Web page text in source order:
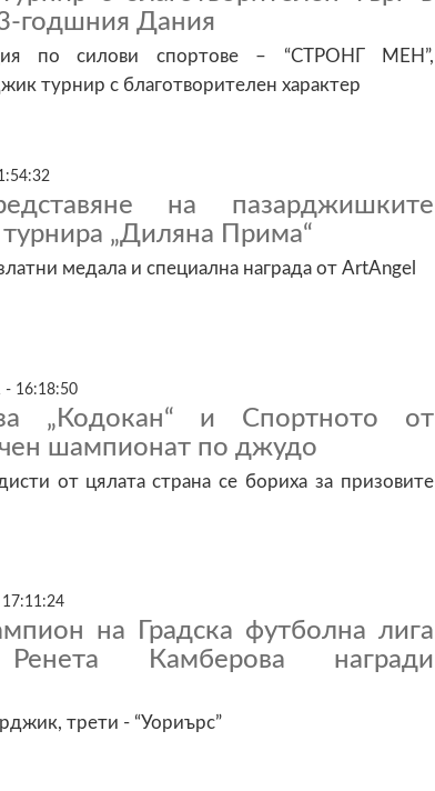
годшния Дания
по силови спортове – “СТРОНГ МЕН”,
турнир с благотворителен характер
на пазарджишките
„Диляна Прима“
медала и специална награда от ArtAngel
- 16:18:50
„Кодокан“ и Спортното от
шампионат по джудо
от цялата страна се бориха за призовите
на Градска футболна лига
Камберова награди
трети - “Уориърс”